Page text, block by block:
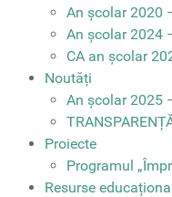
An școlar 2020
An școlar 2024
CA an școlar
Noutăți
An școlar 2025
Proiecte
Programul
Resurse